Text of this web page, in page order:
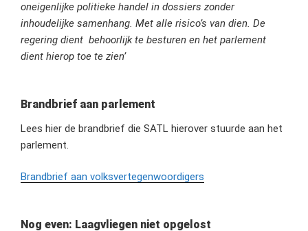
oneigenlijke politieke handel in dossiers zonder
inhoudelijke samenhang. Met alle risico’s van dien. De
regering dient behoorlijk te besturen en het parlement
dient hierop toe te zien’
Brandbrief aan parlement
Lees hier de brandbrief die SATL hierover stuurde aan het
parlement.
Brandbrief aan volksvertegenwoordigers
Nog even: Laagvliegen niet opgelost